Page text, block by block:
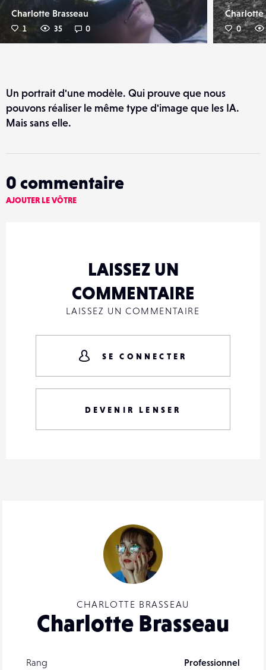
Charlotte Brasseau
1 35 0
Charlotte
0
CHARLOTTE BRASSEAU
Charlotte Brasseau
Rang
Professionnel
Un portrait d'une modèle. Qui prouve que nous
pouvons réaliser le même type d'image que les IA.
Mais sans elle.
0 commentaire
AJOUTER LE VÔTRE
LAISSEZ UN
COMMENTAIRE
LAISSEZ UN COMMENTAIRE
SE CONNECTER
DEVENIR LENSER